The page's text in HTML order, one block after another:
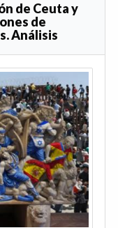
de Ceuta y
de
Análisis